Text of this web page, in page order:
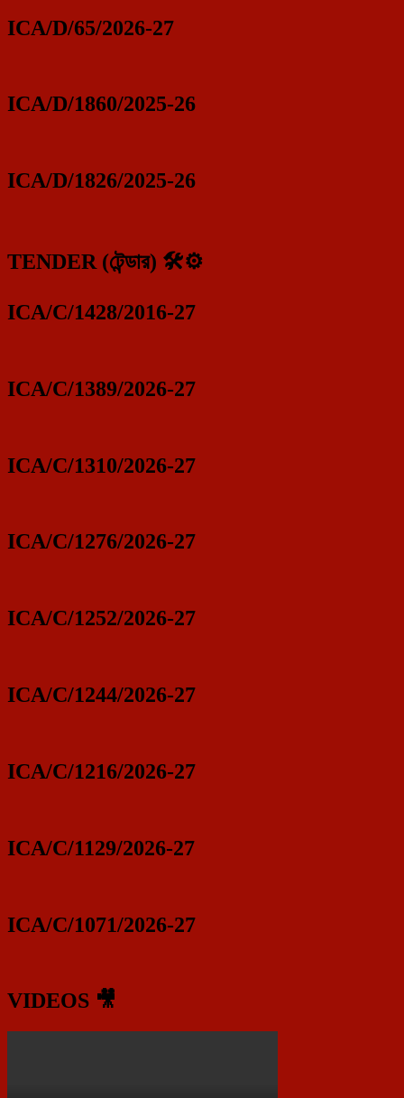
ICA/D/65/2026-27
ICA/D/1860/2025-26
ICA/D/1826/2025-26
TENDER (টেন্ডার) 🛠️⚙️
ICA/C/1428/2016-27
ICA/C/1389/2026-27
ICA/C/1310/2026-27
ICA/C/1276/2026-27
ICA/C/1252/2026-27
ICA/C/1244/2026-27
ICA/C/1216/2026-27
ICA/C/1129/2026-27
ICA/C/1071/2026-27
VIDEOS 🎥